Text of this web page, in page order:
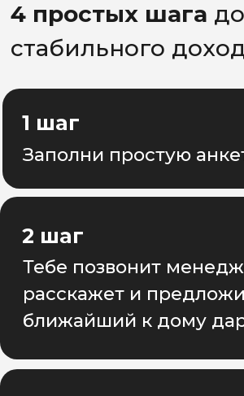
который обеспечивает высокий уровень
сервиса и создает комфортные условия
для своих сотрудников.
ОТЗЫВЫ КУРЬЕРОВ
КОТОРЫЕ
ДОСТАВЛЯЮТ В
"САМОКАТ" С АСН